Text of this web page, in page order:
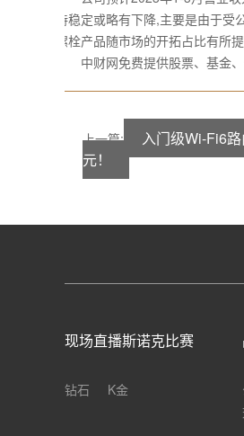
持稳定或略有下降,主要是由于
螺栓产品随市场的开拓占比有所
中财网免费提供股票、基金、
上一篇:
入门级Wi-Fi6
元！
现场直播斯诺克比赛
钻石 K金